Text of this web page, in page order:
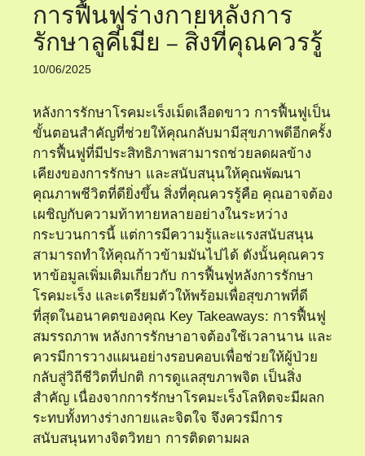
การฟื้นฟูร่างกายหลังการ
รักษาลูคีเมีย – สิ่งที่คุณควรรู้
10/06/2025
หลังการรักษาโรคมะเร็งเม็ดเลือดขาว การฟื้นฟูเป็น
ขั้นตอนสำคัญที่ช่วยให้คุณกลับมามีสุขภาพดีอีกครั้ง
การฟื้นฟูที่มีประสิทธิภาพสามารถช่วยลดผลข้าง
เคียงของการรักษา และสนับสนุนให้คุณพัฒนา
คุณภาพชีวิตที่ดียิ่งขึ้น สิ่งที่คุณควรรู้คือ คุณอาจต้อง
เผชิญกับความท้าทายหลายอย่างในระหว่าง
กระบวนการนี้ แต่การมีความรู้และแรงสนับสนุน
สามารถทำให้คุณก้าวข้ามมันไปได้ ดังนั้นคุณควร
หาข้อมูลเพิ่มเติมเกี่ยวกับ การฟื้นฟูหลังการรักษา
โรคมะเร็ง และเตรียมตัวให้พร้อมเพื่อสุขภาพที่ดี
ที่สุดในอนาคตของคุณ Key Takeaways: การฟื้นฟู
สมรรถภาพ หลังการรักษาอาจต้องใช้เวลานาน และ
ควรมีการวางแผนอย่างรอบคอบเพื่อช่วยให้ผู้ป่วย
กลับสู่วิถีชีวิตที่ปกติ การดูแลสุขภาพจิต เป็นสิ่ง
สำคัญ เนื่องจากการรักษาโรคมะเร็งโลหิตจะมีผลก
ระทบทั้งทางร่างกายและจิตใจ จึงควรมีการ
สนับสนุนทางจิตวิทยา การติดตามผล